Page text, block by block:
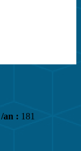
an : 181